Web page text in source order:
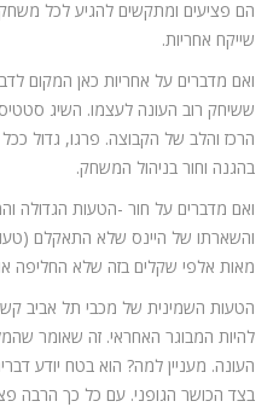
הם פציעים ומתקשים להגיע לכל
שייקח אחריות.
ואם מדברים על אחריות כאן המקום
ששיחק רוב העונה לעצמו. השיג
הרכז והלב של הקבוצה. פרגו, גדול
בהגנה וחור בניהול המשחק.
ואם מדברים על חור -הטעות הגדולה
והשארתו של היינס שלא התאקלם
מאות אלפי שקלים בזה שלא החליפה
הטעות השמינית של מכבי תל אביב
להיות המבוגר האחראי. זה שאומר
העונה. מעניין למה? הוא בטח יודע
בצד הכושר הגופני. עם כל כך הרבה